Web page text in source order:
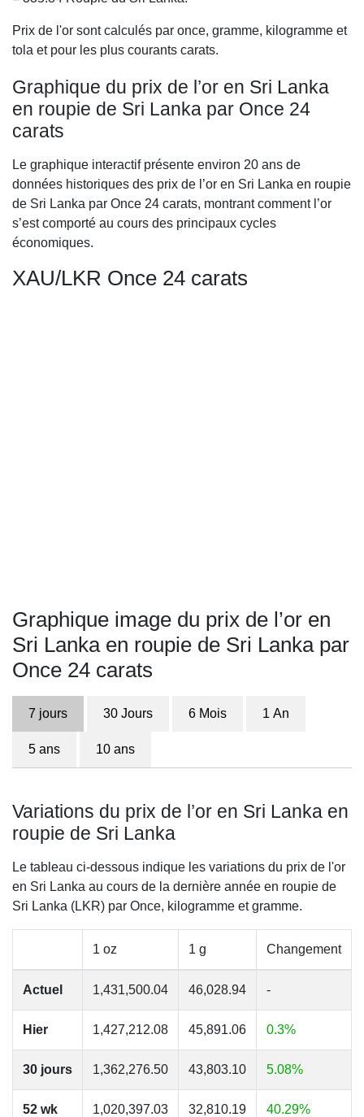
Prix de l'or sont calculés par once, gramme, kilogramme et
tola et pour les plus courants carats.
Graphique du prix de l’or en Sri Lanka
en roupie de Sri Lanka par Once 24
carats
Le graphique interactif présente environ 20 ans de
données historiques des prix de l’or en Sri Lanka en roupie
de Sri Lanka par Once 24 carats, montrant comment l’or
s’est comporté au cours des principaux cycles
économiques.
XAU/LKR Once 24 carats
Graphique image du prix de l’or en
Sri Lanka en roupie de Sri Lanka par
Once 24 carats
7 jours 30 Jours 6 Mois 1 An
5 ans 10 ans
Variations du prix de l’or en Sri Lanka en
roupie de Sri Lanka
Le tableau ci-dessous indique les variations du prix de l'or
en Sri Lanka au cours de la dernière année en roupie de
Sri Lanka (LKR) par Once, kilogramme et gramme.
1 oz 1 g Changement
Actuel 1,431,500.04 46,028.94 -
Hier 1,427,212.08 45,891.06 0.3%
30 jours 1,362,276.50 43,803.10 5.08%
52 wk 1,020,397.03 32,810.19 40.29%